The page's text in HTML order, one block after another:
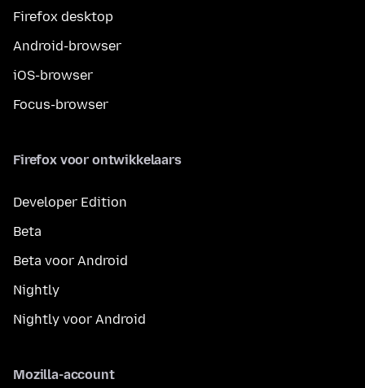
Firefox desktop
Android-browser
iOS-browser
Focus-browser
Firefox voor ontwikkelaars
Developer Edition
Beta
Beta voor Android
Nightly
Nightly voor Android
Mozilla-account